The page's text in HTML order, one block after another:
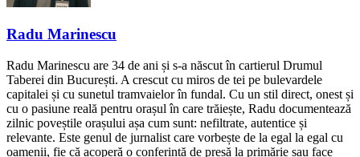
Radu Marinescu
Radu Marinescu are 34 de ani și s-a născut în cartierul Drumul
Taberei din București. A crescut cu miros de tei pe bulevardele
capitalei și cu sunetul tramvaielor în fundal. Cu un stil direct, onest și
cu o pasiune reală pentru orașul în care trăiește, Radu documentează
zilnic poveștile orașului așa cum sunt: nefiltrate, autentice și
relevante. Este genul de jurnalist care vorbește de la egal la egal cu
oamenii, fie că acoperă o conferință de presă la primărie sau face